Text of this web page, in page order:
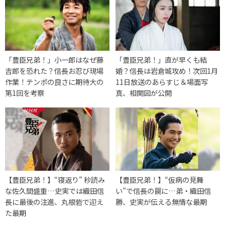
「豊臣兄弟！」小一郎はなぜ藤
吉郎を恐れた？信長お忍び現場
作業！テンポの良さに期待大の
第1回を考察
「豊臣兄弟！」直が早くも結
婚？信長は岩倉城攻め！次回1月
11日放送のあらすじ＆場面写
真、相関図が公開
【豊臣兄弟！】“寝返り” 秒読み
な佐久間盛重…史実では織田信
長に最後の注進、丸根砦で迎え
た最期
【豊臣兄弟！】“仮病の見舞
い”で信長の罠に…弟・織田信
勝、史実が伝える無情な最期